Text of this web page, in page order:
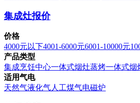
集成灶报价
价格
4000元以下4001-6000元6001-10000元
产品类型
集成烹饪中心一体式烟灶蒸烤一体式烟
适用气电
天然气液化气人工煤气电磁炉